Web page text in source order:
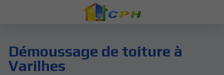
Démoussage de toiture à
Varilhes